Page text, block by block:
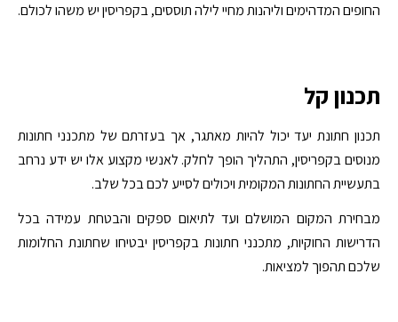
החופים המדהימים וליהנות מחיי לילה תוססים, בקפריסין יש משהו לכולם.
תכנון קל
תכנון חתונת יעד יכול להיות מאתגר, אך בעזרתם של מתכנני חתונות
מנוסים בקפריסין, התהליך הופך לחלק. לאנשי מקצוע אלו יש ידע נרחב
בתעשיית החתונות המקומית ויכולים לסייע לכם בכל שלב.
מבחירת המקום המושלם ועד לתיאום ספקים והבטחת עמידה בכל
הדרישות החוקיות, מתכנני חתונות בקפריסין יבטיחו שחתונת החלומות
שלכם תהפוך למציאות.